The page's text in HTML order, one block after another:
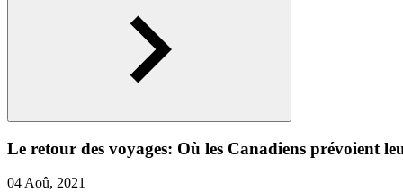
Le retour des voyages: Où les Canadiens prévoient
04 Aoû, 2021